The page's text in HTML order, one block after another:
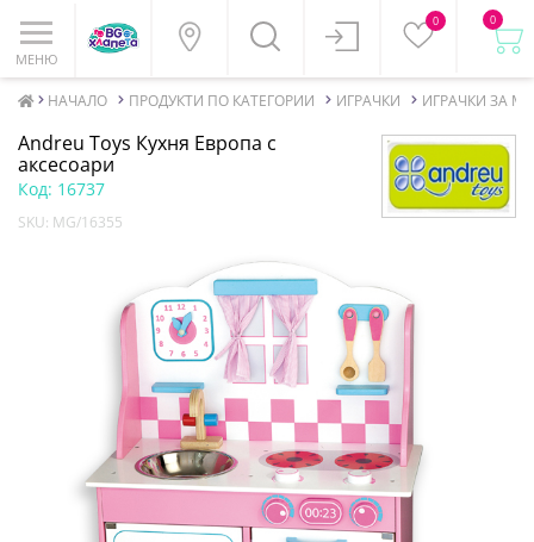
МЕНЮ
0 0
НАЧАЛО ПРОДУКТИ ПО КАТЕГОРИИ ИГРАЧКИ ИГРАЧКИ ЗА
Andreu Toys Кухня Европа с
аксесоари
Код: 16737
SKU: MG/16355